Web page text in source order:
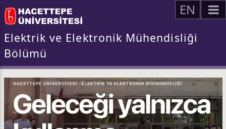
EN
Elektrik ve Elektronik Mühendisliği
Bölümü